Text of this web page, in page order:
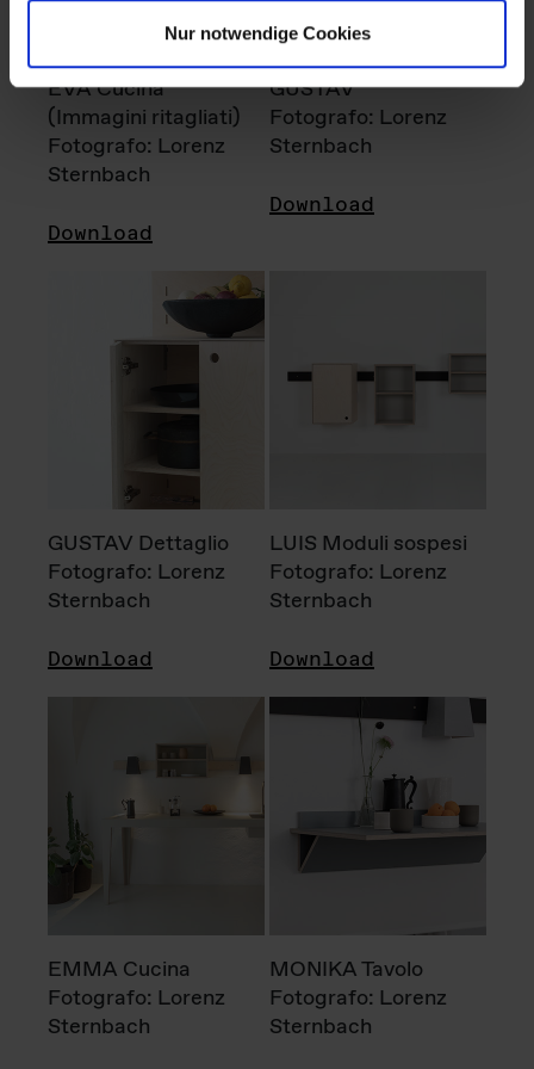
Nur notwendige Cookies
EVA Cucina
(Immagini ritagliati)
Fotografo: Lorenz
Sternbach
Download
GUSTAV
Fotografo: Lorenz
Sternbach
Download
GUSTAV Dettaglio
Fotografo: Lorenz
Sternbach
Download
LUIS Moduli sospesi
Fotografo: Lorenz
Sternbach
Download
EMMA Cucina
Fotografo: Lorenz
Sternbach
MONIKA Tavolo
Fotografo: Lorenz
Sternbach